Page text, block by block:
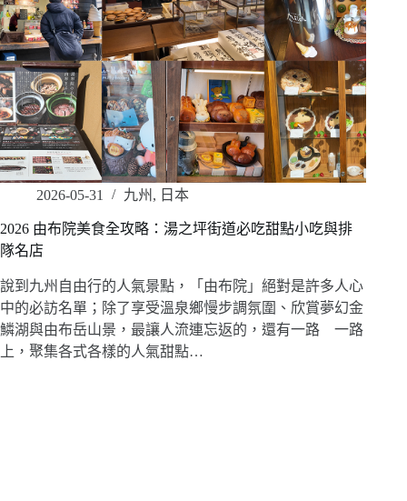
2026-05-31 九州 , 日本
2026 由布院美食全攻略：湯之坪街道必吃甜點小吃與排
隊名店
說到九州自由行的人氣景點，「由布院」絕對是許多人心
中的必訪名單；除了享受溫泉鄉慢步調氛圍、欣賞夢幻金
鱗湖與由布岳山景，最讓人流連忘返的，還有一路 一路
上，聚集各式各樣的人氣甜點…